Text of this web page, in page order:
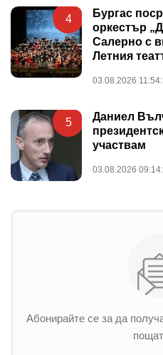
4
Бургас
оркестър
Салерно с
Летния
03.08.2026
5
Даниел
участвам
03.08.2026
Абонирайте се за да